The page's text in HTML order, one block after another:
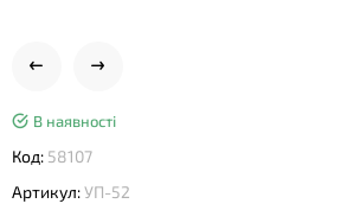
В наявності
Код: 58107
Артикул:УП-52